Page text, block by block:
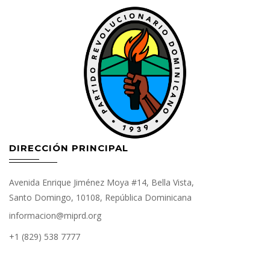
DIRECCIÓN PRINCIPAL
Avenida Enrique Jiménez Moya #14, Bella Vista,
Santo Domingo, 10108, República Dominicana
informacion@miprd.org
+1 (829) 538 7777